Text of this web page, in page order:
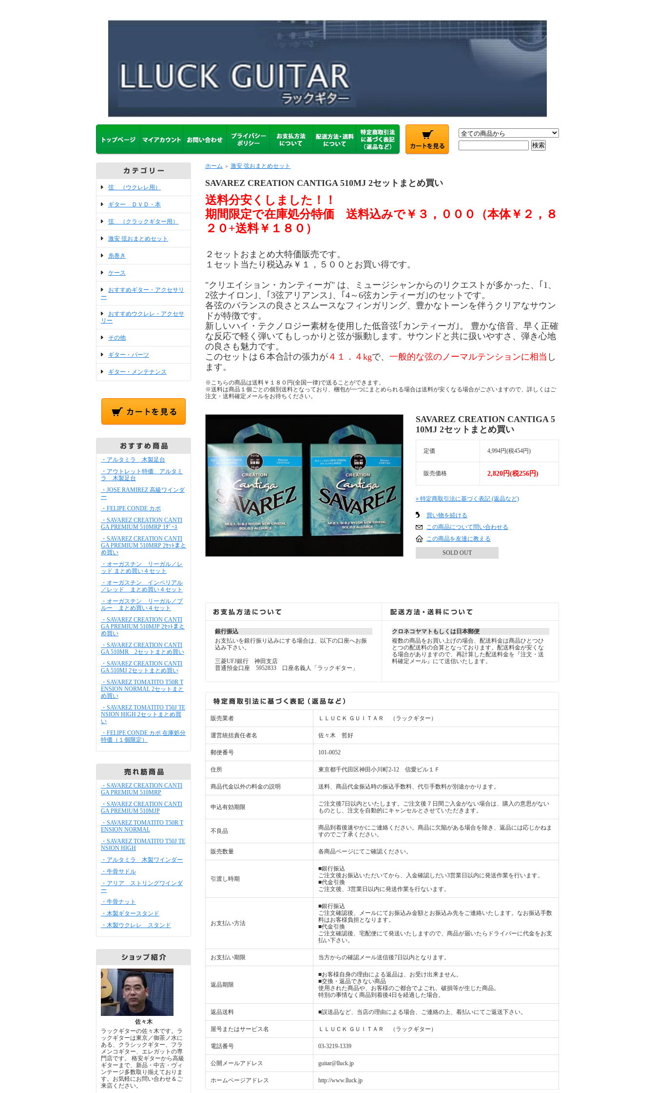
弦 （ウクレレ用）
ギター ＤＶＤ・本
弦 （クラックギター用）
激安 弦おまとめセット
糸巻き
ケース
おすすめギター・アクセサリ
ー
おすすめウクレレ・アクセサ
リー
その他
ギター・パーツ
ギター・メンテナンス
・アルタミラ 木製足台
・アウトレット特価 アルタミ
ラ 木製足台
・JOSE RAMIREZ 高級ワインダ
ー
・FELIPE CONDE カポ
・SAVAREZ CREATION CANTI
GA PREMIUM 510MRP 1ﾀﾞｰｽ
・SAVAREZ CREATION CANTI
GA PREMIUM 510MRP 2ｾｯﾄまと
め買い
・オーガスチン リーガル／レ
ッド まとめ買い４セット
・オーガスチン インペリアル
／レッド まとめ買い４セット
・オーガスチン リーガル／ブ
ルー まとめ買い４セット
・SAVAREZ CREATION CANTI
GA PREMIUM 510MJP 2ｾｯﾄまと
め買い
・SAVAREZ CREATION CANTI
GA 510MR 2セットまとめ買い
・SAVAREZ CREATION CANTI
GA 510MJ 2セットまとめ買い
・SAVAREZ TOMATITO T50R T
ENSION NORMAL 2セットまと
め買い
・SAVAREZ TOMATITO T50J TE
NSION HIGH 2セットまとめ買
い
・FELIPE CONDE カポ 在庫処分
特価（１個限定）
・SAVAREZ CREATION CANTI
GA PREMIUM 510MRP
・SAVAREZ CREATION CANTI
GA PREMIUM 510MJP
・SAVAREZ TOMATITO T50R T
ENSION NORMAL
・SAVAREZ TOMATITO T50J TE
NSION HIGH
・アルタミラ 木製ワインダー
・牛骨サドル
・アリア ストリングワインダ
ー
・牛骨ナット
・木製ギタースタンド
・木製ウクレレ スタンド
佐々木
ラックギターの佐々木です。ラ
ックギターは東京／御茶ノ水に
ある、クラシックギター、フラ
メンコギター、エレガットの専
門店です。 格安ギターから高級
ギターまで、新品・中古・ヴィ
ンテージ多数取り揃えておりま
す。お気軽にお問い合わせ＆ご
来店ください。
ホーム ＞ 激安 弦おまとめセット
SAVAREZ CREATION CANTIGA 510MJ 2セットまとめ買い
送料分安くしました！！
期間限定で在庫処分特価 送料込みで￥３，０００（本体￥２，８
２０+送料￥１８０）
２セットおまとめ大特価販売です。
１セット当たり税込み￥１，５００とお買い得です。
"クリエイション・カンティーガ" は、ミュージシャンからのリクエストが多かった、｢1、
2弦ナイロン｣、｢3弦アリアンス｣、｢4～6弦カンティーガ｣のセットです。
各弦のバランスの良さとスムースなフィンガリング、豊かなトーンを伴うクリアなサウン
ドが特徴です。
新しいハイ・テクノロジー素材を使用した低音弦｢カンティーガ｣。 豊かな倍音、早く正確
な反応で軽く弾いてもしっかりと弦が振動します。サウンドと共に扱いやすさ、弾き心地
の良さも魅力です。
このセットは６本合計の張力が ４１．４kgで、 一般的な弦のノーマルテンションに相当 し
ます。
※こちらの商品は送料￥１８０円(全国一律)で送ることができます。
※送料は商品１個ごとの個別送料となっており、梱包が一つにまとめられる場合は送料が安くなる場合がございますので、詳しくはご
注文・送料確定メールをお待ちください。
SAVAREZ CREATION CANTIGA 5
10MJ 2セットまとめ買い
定価 4,994円(税454円)
販売価格 2,820円(税256円)
» 特定商取引法に基づく表記 (返品など)
買い物を続ける
この商品について問い合わせる
この商品を友達に教える
SOLD OUT
銀行振込
お支払いを銀行振り込みにする場合は、以下の口座へお振
込み下さい。
三菱UFJ銀行 神田支店
普通預金口座 5952833 口座名義人「ラックギター」
クロネコヤマトもしくは日本郵便
複数の商品をお買い上げの場合、配送料金は商品ひとつひ
とつの配送料の合算となっております。配送料金が安くな
る場合がありますので、再計算した配送料金を『注文・送
料確定メール』にて送信いたします。
販売業者 ＬＬＵＣＫ ＧＵＩＴＡＲ （ラックギター）
運営統括責任者名 佐々木 哲好
郵便番号 101-0052
住所 東京都千代田区神田小川町2-12 信愛ビル１Ｆ
商品代金以外の料金の説明 送料、商品代金振込時の振込手数料、代引手数料が別途かかります。
申込有効期限
ご注文後7日以内といたします。ご注文後７日間ご入金がない場合は、購入の意思がない
ものとし、注文を自動的にキャンセルとさせていただきます。
不良品
商品到着後速やかにご連絡ください。商品に欠陥がある場合を除き、返品には応じかねま
すのでご了承ください。
販売数量 各商品ページにてご確認ください。
引渡し時期
■銀行振込
ご注文後お振込いただいてから、入金確認しだい3営業日以内に発送作業を行います。
■代金引換
ご注文後、3営業日以内に発送作業を行ないます。
お支払い方法
■銀行振込
ご注文確認後、メールにてお振込み金額とお振込み先をご連絡いたします。なお振込手数
料はお客様負担となります。
■代金引換
ご注文確認後、宅配便にて発送いたしますので、商品が届いたらドライバーに代金をお支
払い下さい。
お支払い期限 当方からの確認メール送信後7日以内となります。
返品期限
■お客様自身の理由による返品は、お受け出来ません。
■交換・返品できない商品
使用された商品や、お客様のご都合でよごれ、破損等が生じた商品。
特別の事情なく商品到着後4日を経過した場合。
返品送料 ■誤送品など、当店の理由による場合、ご連絡の上、着払いにてご返送下さい。
屋号またはサービス名 ＬＬＵＣＫ ＧＵＩＴＡＲ （ラックギター）
電話番号 03-3219-1339
公開メールアドレス guitar@lluck.jp
ホームページアドレス http://www.lluck.jp